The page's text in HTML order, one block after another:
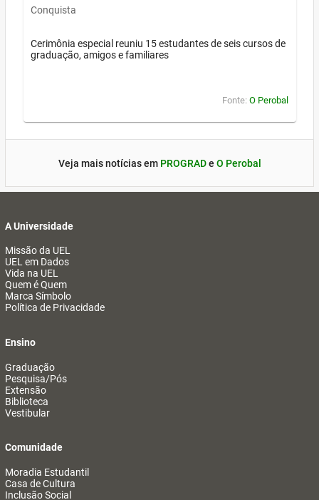
Conquista
Cerimônia especial reuniu 15 estudantes de seis cursos de
graduação, amigos e familiares
Fonte: O Perobal
Veja mais notícias em PROGRADe O Perobal
A Universidade
Missão da UEL
UEL em Dados
Vida na UEL
Quem é Quem
Marca Símbolo
Política de Privacidade
Ensino
Graduação
Pesquisa/Pós
Extensão
Biblioteca
Vestibular
Comunidade
Moradia Estudantil
Casa de Cultura
Inclusão Social